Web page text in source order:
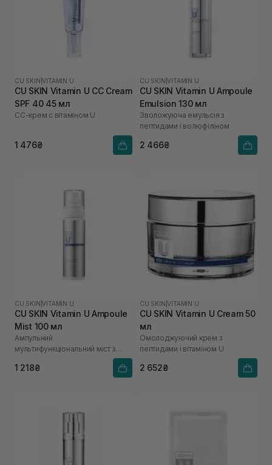
CU SKIN |VITAMIN U
CU SKIN Vitamin U CC Cream
SPF 40 45 мл
СС-крем с вітаміном U
1 476₴
CU SKIN |VITAMIN U
CU SKIN Vitamin U Ampoule
Emulsion 130 мл
Зволожуюча емульсія з
пептидами і волюфіліном
2 466₴
CU SKIN |VITAMIN U
CU SKIN Vitamin U Ampoule
Mist 100 мл
Ампульний
мультифункціональний міст з
1 218₴
CU SKIN |VITAMIN U
CU SKIN Vitamin U Cream 50
мл
Омолоджуючий крем з
пептидами і вітаміном U
2 652₴